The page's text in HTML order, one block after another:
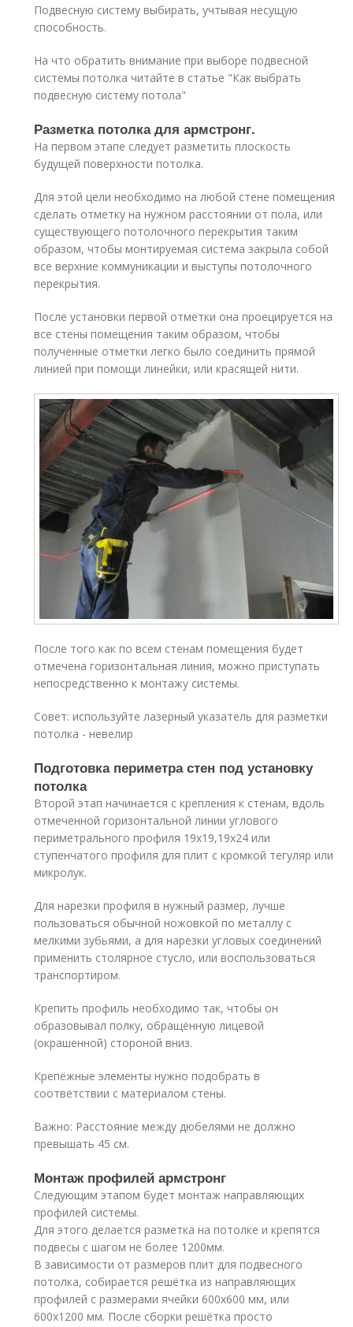
Подвесную систему выбирать, учтывая несущую
способность.
На что обратить внимание при выборе подвесной
системы потолка читайте в статье "Как выбрать
подвесную систему потола"
Разметка потолка для армстронг.
На первом этапе следует разметить плоскость
будущей поверхности потолка.
Для этой цели необходимо на любой стене помещения
сделать отметку на нужном расстоянии от пола, или
существующего потолочного перекрытия таким
образом, чтобы монтируемая система закрыла собой
все верхние коммуникации и выступы потолочного
перекрытия.
После установки первой отметки она проецируется на
все стены помещения таким образом, чтобы
полученные отметки легко было соединить прямой
линией при помощи линейки, или красящей нити.
После того как по всем стенам помещения будет
отмечена горизонтальная линия, можно приступать
непосредственно к монтажу системы.
Совет: используйте лазерный указатель для разметки
потолка - невелир
Подготовка периметра стен под установку
потолка
Второй этап начинается с крепления к стенам, вдоль
отмеченной горизонтальной линии углового
периметрального профиля 19х19,19х24 или
ступенчатого профиля для плит с кромкой тегуляр или
микролук.
Для нарезки профиля в нужный размер, лучше
пользоваться обычной ножовкой по металлу с
мелкими зубьями, а для нарезки угловых соединений
применить столярное стусло, или воспользоваться
транспортиром.
Крепить профиль необходимо так, чтобы он
образовывал полку, обращённую лицевой
(окрашенной) стороной вниз.
Крепёжные элементы нужно подобрать в
соответствии с материалом стены.
Важно: Расстояние между дюбелями не должно
превышать 45 см.
Монтаж профилей армстронг
Следующим этапом будет монтаж направляющих
профилей системы.
Для этого делается разметка на потолке и крепятся
подвесы с шагом не более 1200мм.
В зависимости от размеров плит для подвесного
потолка, собирается решётка из направляющих
профилей с размерами ячейки 600х600 мм, или
600х1200 мм. После сборки решётка просто